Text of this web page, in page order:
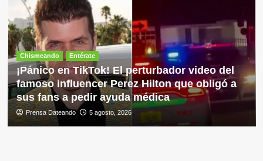
Chismeando Entérate
¡Pánico en TikTok! El perturbador video del
famoso influencer Perez Hilton que obligó a
sus fans a pedir ayuda médica
Prensa Dateando 5 agosto, 2026